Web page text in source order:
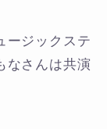
ージックステ
なさんは共演